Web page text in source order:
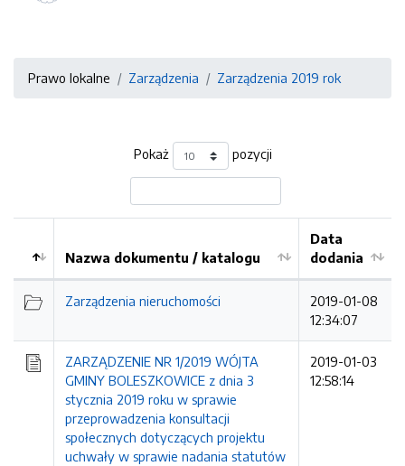
Prawo lokalne Zarządzenia Zarządzenia 2019 rok
Pokaż pozycji
Kolejność
Nazwa dokumentu / katalogu
Data
dodania
Zarządzenia nieruchomości
2019-01-08
12:34:07
ZARZĄDZENIE NR 1/2019 WÓJTA
GMINY BOLESZKOWICE z dnia 3
stycznia 2019 roku w sprawie
przeprowadzenia konsultacji
społecznych dotyczących projektu
uchwały w sprawie nadania statutów
2019-01-03
12:58:14